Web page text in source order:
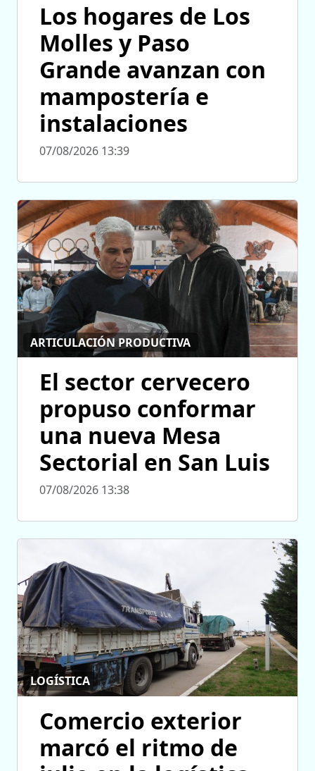
Los hogares de Los
Molles y Paso
Grande avanzan con
mampostería e
instalaciones
07/08/2026 13:39
ARTICULACIÓN PRODUCTIVA
El sector cervecero
propuso conformar
una nueva Mesa
Sectorial en San Luis
07/08/2026 13:38
LOGÍSTICA
Comercio exterior
marcó el ritmo de